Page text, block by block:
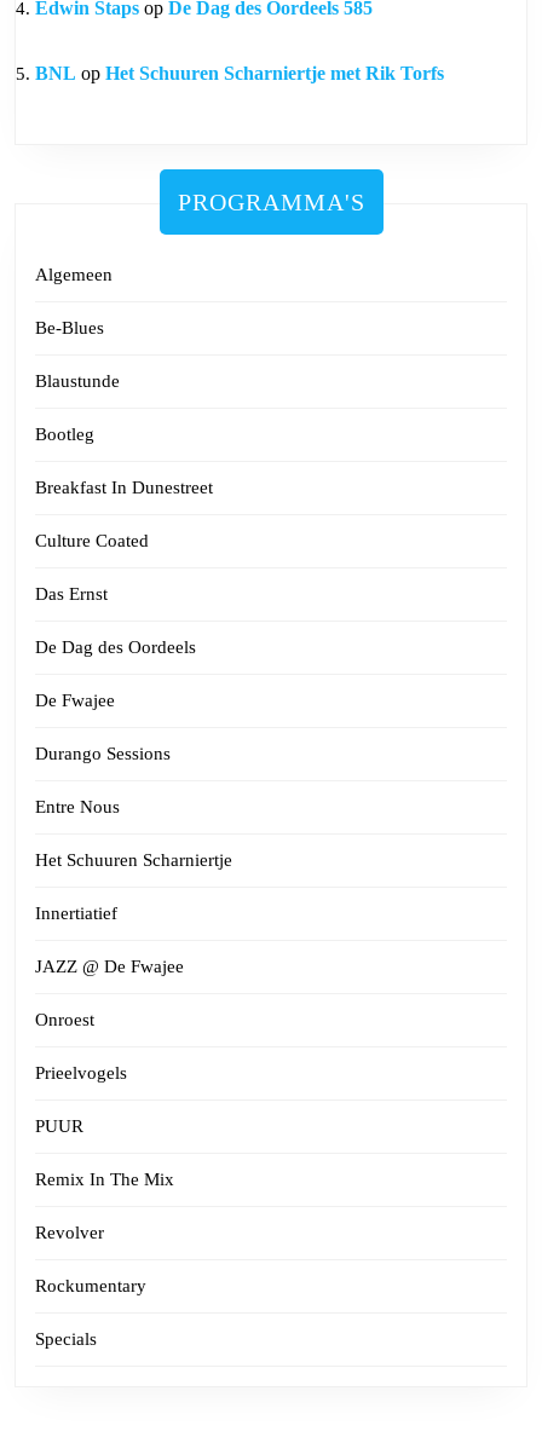
Edwin Staps op De Dag des Oordeels 585
BNL op Het Schuuren Scharniertje met Rik Torfs
PROGRAMMA'S
Algemeen
Be-Blues
Blaustunde
Bootleg
Breakfast In Dunestreet
Culture Coated
Das Ernst
De Dag des Oordeels
De Fwajee
Durango Sessions
Entre Nous
Het Schuuren Scharniertje
Innertiatief
JAZZ @ De Fwajee
Onroest
Prieelvogels
PUUR
Remix In The Mix
Revolver
Rockumentary
Specials